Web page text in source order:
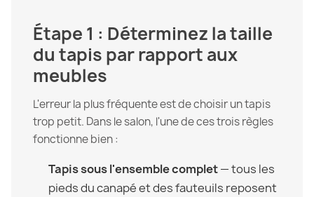
Étape 1 : Déterminez la taille
du tapis par rapport aux
meubles
L'erreur la plus fréquente est de choisir un tapis
trop petit. Dans le salon, l'une de ces trois règles
fonctionne bien :
Tapis sous l'ensemble complet— tous les
pieds du canapé et des fauteuils reposent